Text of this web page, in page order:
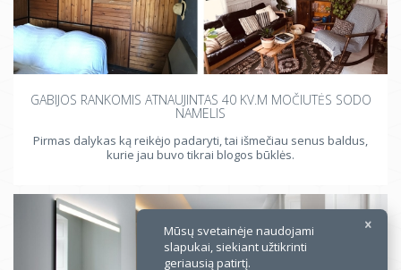
×
GABIJOS RANKOMIS ATNAUJINTAS 40 KV.M MOČIUTĖS SODO
NAMELIS
Pirmas dalykas ką reikėjo padaryti, tai išmečiau senus baldus,
kurie jau buvo tikrai blogos būklės.
Mūsų svetainėje naudojami
slapukai, siekiant užtikrinti
geriausią patirtį.